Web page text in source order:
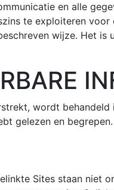
en alle
te exploiteren
wijze. Het is
wordt
gelezen en begrepen.
Sites staan niet